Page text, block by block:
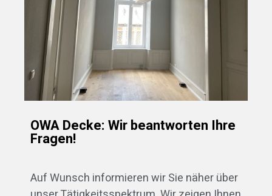
OWA Decke: Wir beantworten Ihre
Fragen!
Auf Wunsch informieren wir Sie näher über